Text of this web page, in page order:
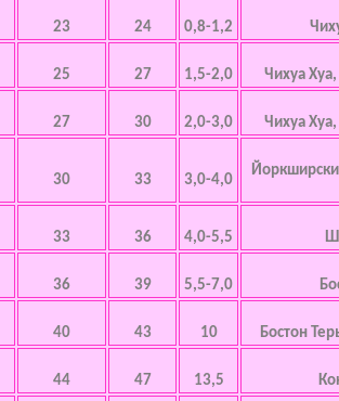
23 24 0,8-1,2
25 27 1,5-2,0 Чихуа
27 30 2,0-3,0 Чихуа
30 33 3,0-4,0
33 36 4,0-5,5
36 39 5,5-7,0
40 43 10 Бостон
44 47 13,5